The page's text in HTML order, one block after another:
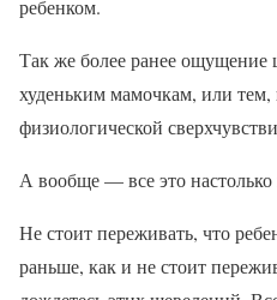
ребенком.
Так же более ранее
худеньким мамочкам, или тем,
физиологической
А вообще — все это
Не стоит переживать, что
раньше, как и не стоит